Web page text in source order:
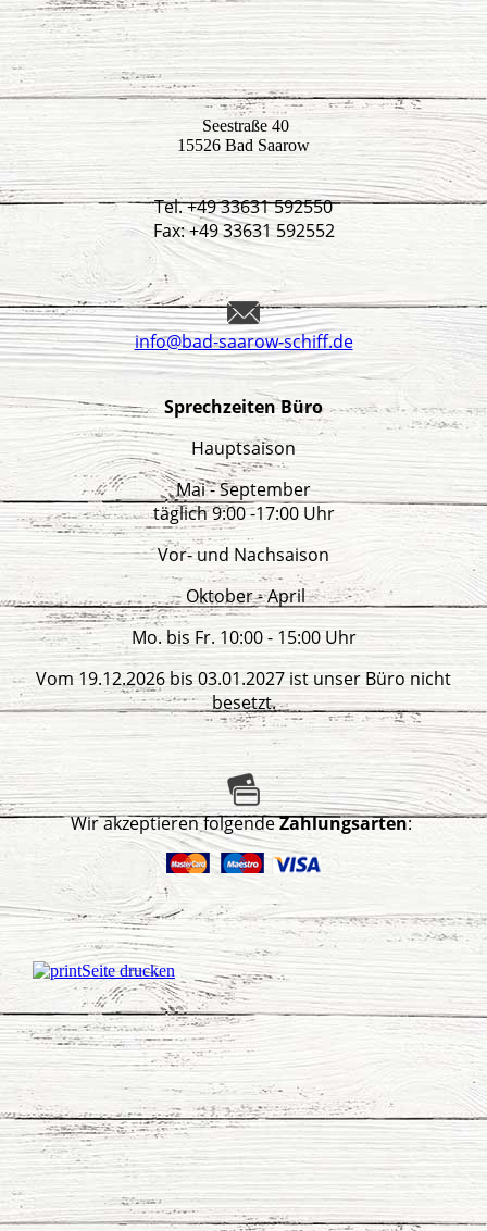
Seestraße 40
15526 Bad Saarow
Tel. +49 33631 592550
Fax: +49 33631 592552
info@bad-saarow-schiff.de
Sprechzeiten Büro
Hauptsaison
Mai - September
täglich 9:00 -17:00 Uhr
Vor- und Nachsaison
Oktober - April
Mo. bis Fr. 10:00 - 15:00 Uhr
Vom 19.12.2026 bis 03.01.2027 ist unser Büro nicht
besetzt.
Wir akzeptieren folgendeZahlungsarten:
Seite drucken